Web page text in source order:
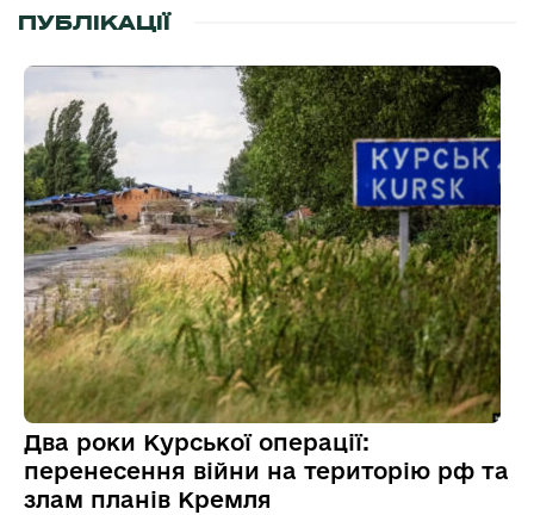
ПУБЛІКАЦІЇ
Два роки Курської операції:
перенесення війни на територію рф та
злам планів Кремля